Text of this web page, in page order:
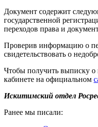
Документ содержит
государственной
переходов права и
Проверив информацию о
свидетельствовать о
Чтобы получить выписку о
кабинете на официальном
Искитимский отдел
Ранее мы писали: